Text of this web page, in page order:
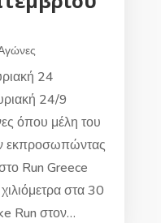
24
24/9
όπου μέλη του
εκπροσωπώντας
Run Greece
στα 30
Run στον…